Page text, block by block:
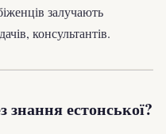
залучають
консультантів.
естонської?